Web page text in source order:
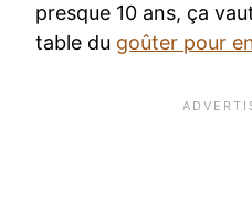
presque 10 ans, ça
table du goûter pour